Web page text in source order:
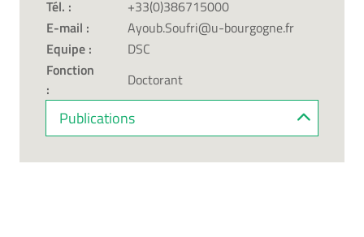
Tél. :
+33(0)386715000
E-mail :
Ayoub.Soufri@u-bourgogne.fr
Equipe :
DSC
Fonction
:
Doctorant
Publications